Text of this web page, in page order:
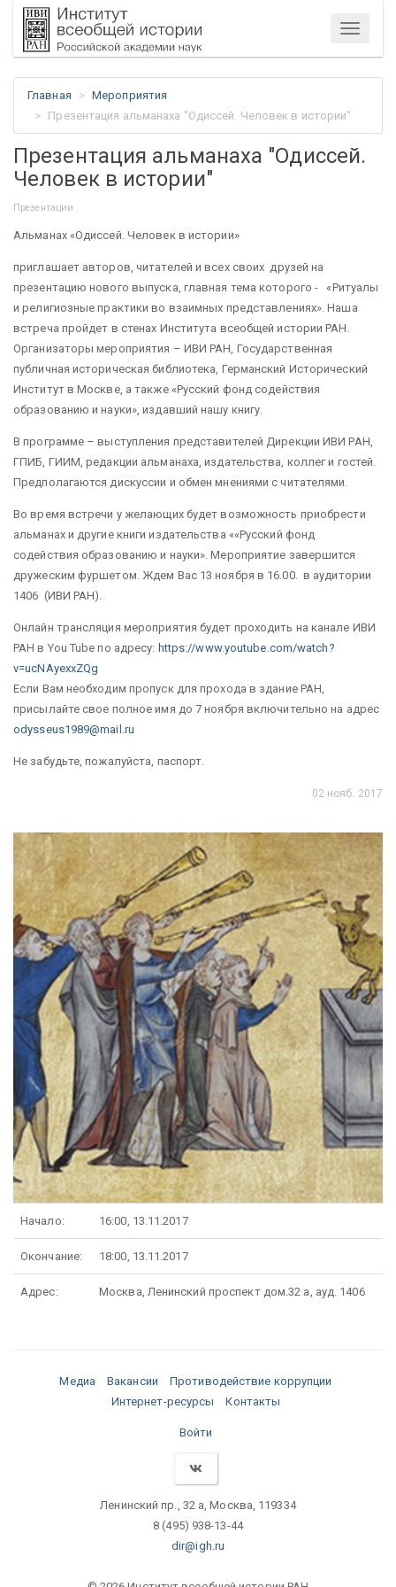
Меню
Главная
Мероприятия
Презентация альманаха "Одиссей. Человек в истории"
Презентация альманаха "Одиссей.
Человек в истории"
Презентации
Альманах «Одиссей. Человек в истории»
приглашает авторов, читателей и всех своих друзей на
презентацию нового выпуска, главная тема которого - «Ритуалы
и религиозные практики во взаимных представлениях». Наша
встреча пройдет в стенах Института всеобщей истории РАН.
Организаторы мероприятия – ИВИ РАН, Государственная
публичная историческая библиотека, Германский Исторический
Институт в Москве, а также «Русский фонд содействия
образованию и науки», издавший нашу книгу.
В программе – выступления представителей Дирекции ИВИ РАН,
ГПИБ, ГИИМ, редакции альманаха, издательства, коллег и гостей.
Предполагаются дискуссии и обмен мнениями с читателями.
Во время встречи у желающих будет возможность приобрести
альманах и другие книги издательства ««Русский фонд
содействия образованию и науки». Мероприятие завершится
дружеским фуршетом. Ждем Вас 13 ноября в 16.00. в аудитории
1406 (ИВИ РАН).
Онлайн трансляция мероприятия будет проходить на канале ИВИ
РАН в You Tube по адресу: https://www.youtube.com/watch?
v=ucNAyexxZQg
Если Вам необходим пропуск для прохода в здание РАН,
присылайте свое полное имя до 7 ноября включительно на адрес
odysseus1989@mail.ru
Не забудьте, пожалуйста, паспорт.
02 нояб. 2017
Начало: 16:00, 13.11.2017
Окончание: 18:00, 13.11.2017
Адрес: Москва, Ленинский проспект дом.32 а, ауд. 1406
Медиа Вакансии
Противодействие коррупции
Интернет-ресурсы
Контакты
Войти
Ленинский пр., 32 а, Москва, 119334
8 (495) 938-13-44
dir@igh.ru